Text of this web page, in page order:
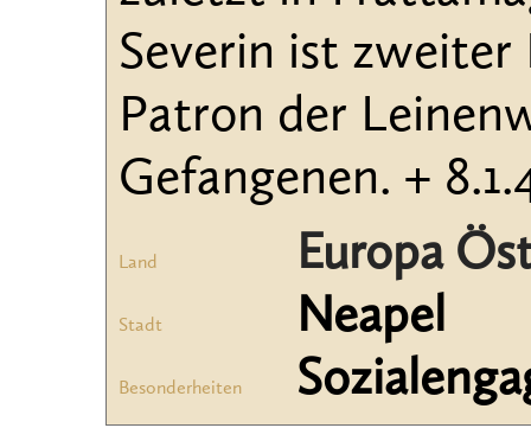
Severin ist zweiter
Patron der
Gefangenen. +
Land Europa
Stadt Neapel
Besonderheiten